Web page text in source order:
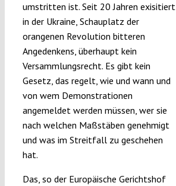
umstritten ist. Seit 20 Jahren exisitiert
in der Ukraine, Schauplatz der
orangenen Revolution bitteren
Angedenkens, überhaupt kein
Versammlungsrecht. Es gibt kein
Gesetz, das regelt, wie und wann und
von wem Demonstrationen
angemeldet werden müssen, wer sie
nach welchen Maßstäben genehmigt
und was im Streitfall zu geschehen
hat.
Das, so der Europäische Gerichtshof